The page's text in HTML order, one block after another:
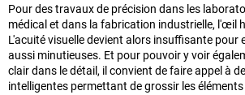
Pour des travaux de précision dans les
médical et dans la fabrication industrielle, l'œil
L'acuité visuelle devient alors insuffisante pour
aussi minutieuses. Et pour pouvoir y voir
clair dans le détail, il convient de faire appel à
intelligentes permettant de grossir les